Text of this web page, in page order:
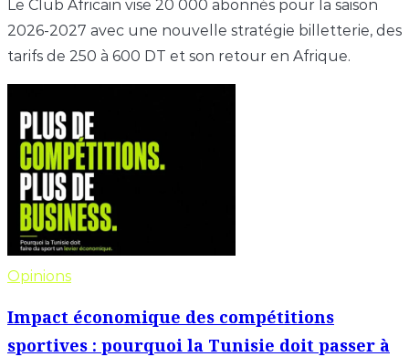
Le Club Africain vise 20 000 abonnés pour la saison
2026-2027 avec une nouvelle stratégie billetterie, des
tarifs de 250 à 600 DT et son retour en Afrique.
Opinions
Impact économique des compétitions
sportives : pourquoi la Tunisie doit passer à